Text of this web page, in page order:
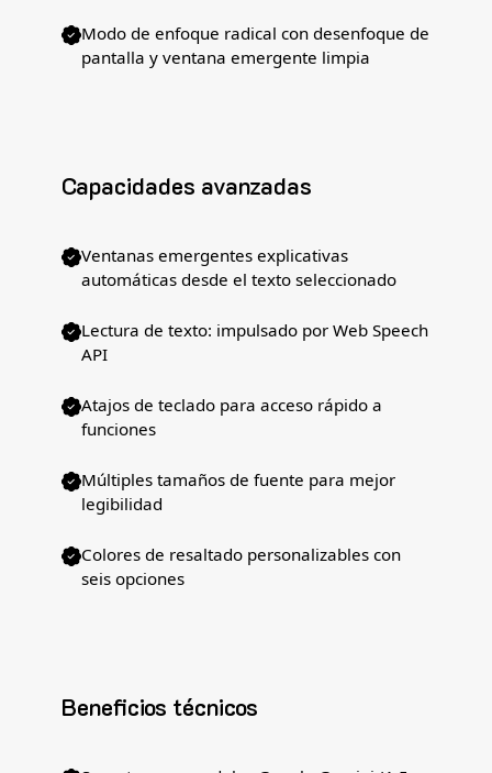
Modo de enfoque radical con desenfoque de
pantalla y ventana emergente limpia
Capacidades avanzadas
Ventanas emergentes explicativas
automáticas desde el texto seleccionado
Lectura de texto: impulsado por Web Speech
API
Atajos de teclado para acceso rápido a
funciones
Múltiples tamaños de fuente para mejor
legibilidad
Colores de resaltado personalizables con
seis opciones
Beneficios técnicos